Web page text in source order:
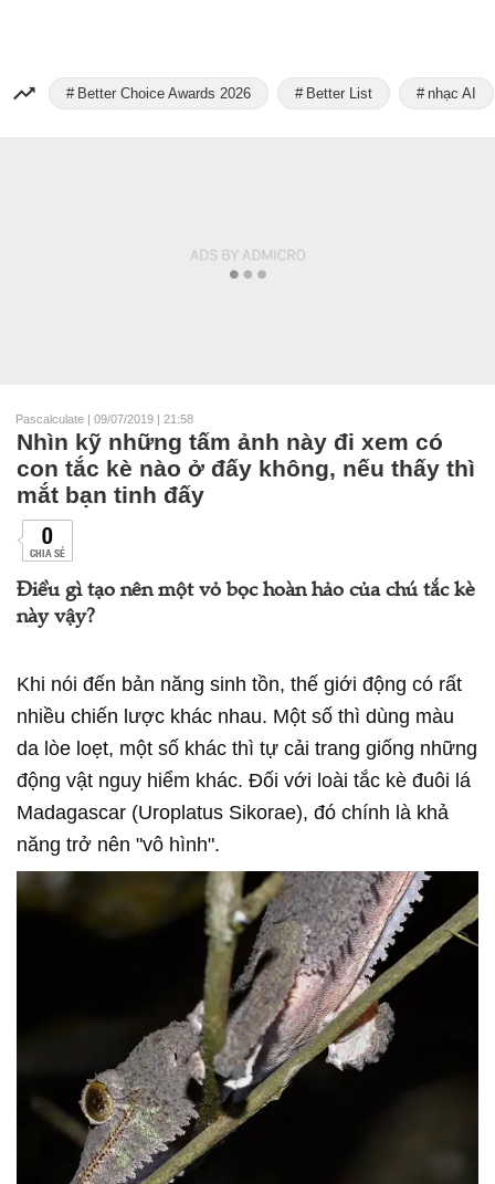
Better Choice Awards 2026 Better List nhạc AI
Pascalculate | 09/07/2019 | 21:58
Nhìn kỹ những tấm ảnh này đi xem có
con tắc kè nào ở đấy không, nếu thấy thì
mắt bạn tinh đấy
0
CHIA SẺ
Điều gì tạo nên một vỏ bọc hoàn hảo của chú tắc kè
này vậy?
Khi nói đến bản năng sinh tồn, thế giới động có rất
nhiều chiến lược khác nhau. Một số thì dùng màu
da lòe loẹt, một số khác thì tự cải trang giống những
động vật nguy hiểm khác. Đối với loài tắc kè đuôi lá
Madagascar (Uroplatus Sikorae), đó chính là khả
năng trở nên "vô hình".